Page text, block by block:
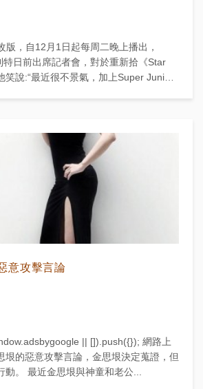
版，自12月1日起每周二晚上播出，
日前出席記者會，對於重新拾《Star
笑說:“最近很不景氣，加上Super Junior
意攻擊言論
|| []).push({}); 網路上
垠的惡意攻擊言論，金思垠決定蒐證，但
動。 最近金思垠與神童和老公...